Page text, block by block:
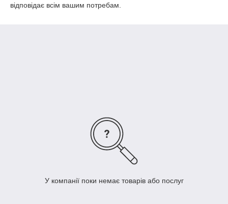
відповідає всім вашим потребам.
У компанії поки немає товарів або послуг